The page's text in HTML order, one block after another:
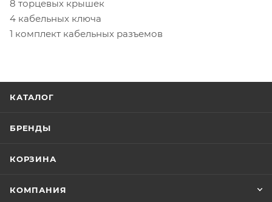
8 торцевых крышек
4 кабельных ключа
1 комплект кабельных разъемов
КАТАЛОГ
БРЕНДЫ
КОРЗИНА
КОМПАНИЯ